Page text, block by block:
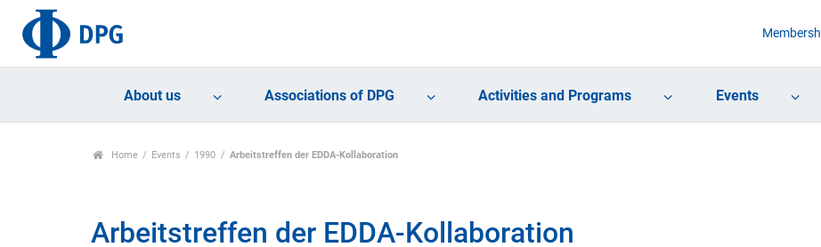
About us Associations of DPG Activities and Programs Events
Home Events 1990 Arbeitstreffen der EDDA-Kollaboration
Arbeitstreffen der EDDA-Kollaboration